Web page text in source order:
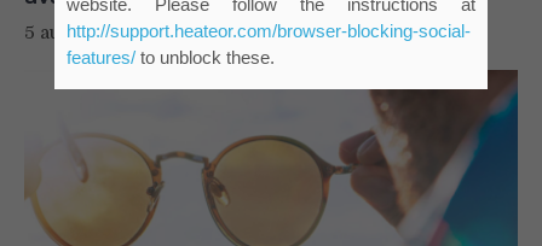
5 august 2026
website. Please follow the instructions at
http://support.heateor.com/browser-blocking-social-
features/to unblock these.